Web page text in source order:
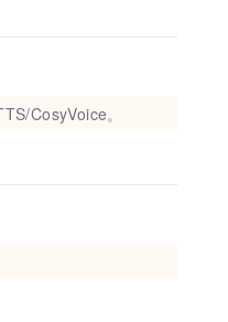
CosyVoice。